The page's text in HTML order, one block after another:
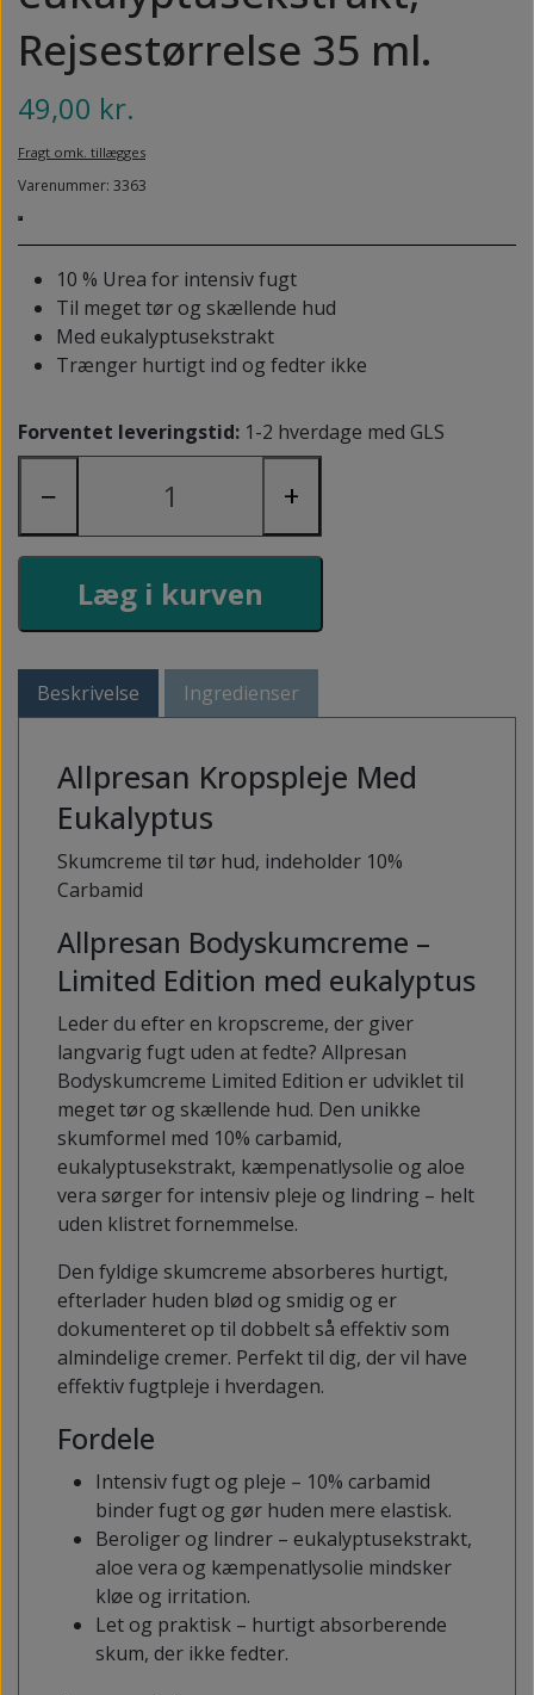
NEDSUNKEN FORFOD
OVERLAGTE TÆER
NILOCIN
Rejsestørrelse 35 ml.
49,00 kr.
Fragt omk. tillægges
Varenummer: 3363
10 % Urea for intensiv fugt
Til meget tør og skællende hud
Med eukalyptusekstrakt
Trænger hurtigt ind og fedter ikke
Forventet leveringstid: 1-2 hverdage med GLS
− +
Læg i kurven
Beskrivelse Ingredienser
Allpresan Kropspleje Med
Eukalyptus
Skumcreme til tør hud, indeholder 10%
Carbamid
Allpresan Bodyskumcreme –
Limited Edition med eukalyptus
Leder du efter en kropscreme, der giver
langvarig fugt uden at fedte? Allpresan
Bodyskumcreme Limited Edition er udviklet til
meget tør og skællende hud. Den unikke
skumformel med 10% carbamid,
eukalyptusekstrakt, kæmpenatlysolie og aloe
vera sørger for intensiv pleje og lindring – helt
uden klistret fornemmelse.
Den fyldige skumcreme absorberes hurtigt,
efterlader huden blød og smidig og er
dokumenteret op til dobbelt så effektiv som
almindelige cremer. Perfekt til dig, der vil have
effektiv fugtpleje i hverdagen.
Fordele
Intensiv fugt og pleje – 10% carbamid
binder fugt og gør huden mere elastisk.
Beroliger og lindrer – eukalyptusekstrakt,
aloe vera og kæmpenatlysolie mindsker
kløe og irritation.
Let og praktisk – hurtigt absorberende
skum, der ikke fedter.